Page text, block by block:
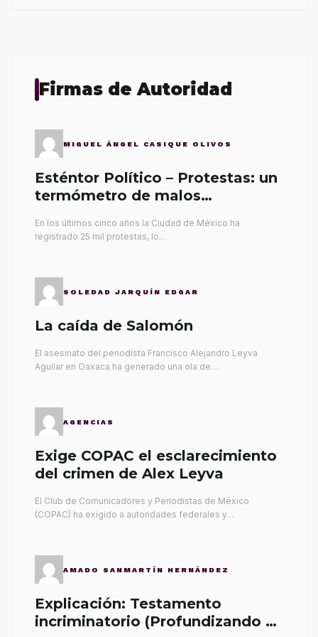
Firmas de Autoridad
MIGUEL ÁNGEL CASIQUE OLIVOS
Esténtor Político – Protestas: un
termómetro de malos
En los últimos cinco años la Ciudad de México ha
registrado 25 mil protestas, lo…
SOLEDAD JARQUÍN EDGAR
La caída de Salomón
El asesinato del periodista Francisco Alejandro Leyva
Aguilar en Oaxaca ha generado una ola de…
AGENCIAS
Exige COPAC el esclarecimiento
del crimen de Alex Leyva
El Club de Comunicadores y Periodistas de México
(COPAC) ha exigido a autoridades federales y…
AMADO SANMARTÍN HERNÁNDEZ
Explicación: Testamento
incriminatorio (Profundizando su